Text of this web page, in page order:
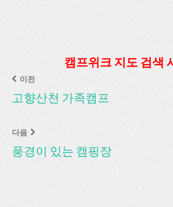
캠프위크 지도 검색
이전
고향산천 가족캠프
다음
풍경이 있는 캠핑장